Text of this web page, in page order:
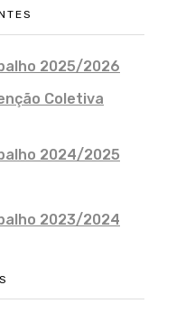
2025/2026
Coletiva
2024/2025
2023/2024